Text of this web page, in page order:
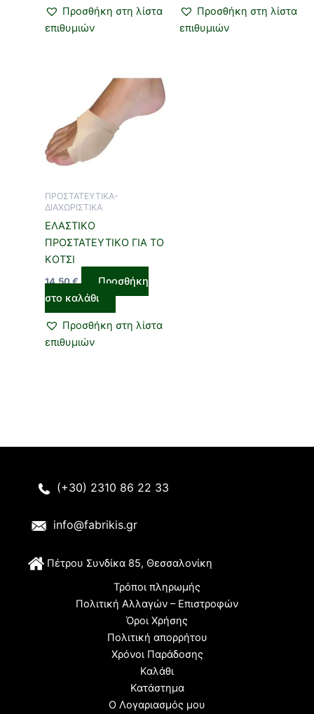
Προσθήκη στη λίστα
επιθυμιών
Προσθήκη στη λίστα
επιθυμιών
ΠΡΟΣΤΑΤΕΥΤΙΚΑ-
ΔΙΑΧΩΡΙΣΤΙΚΑ
ΕΛΑΣΤΙΚΟ
ΠΡΟΣΤΑΤΕΥΤΙΚΟ ΓΙΑ ΤΟ
ΚΟΤΣΙ
14,50€
Προσθήκη
στο καλάθι
Προσθήκη στη λίστα
επιθυμιών
(+30) 2310 86 22 33
info@fabrikis.gr
Πέτρου Συνδίκα 85, Θεσσαλονίκη
Τρόποι πληρωμής
Πολιτική Αλλαγών – Επιστροφών
Όροι Χρήσης
Πολιτική απορρήτου
Χρόνοι Παράδοσης
Καλάθι
Κατάστημα
Ο Λογαριασμός μου